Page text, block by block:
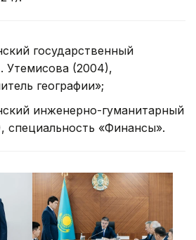
государственный
Утемисова (2004),
географии»;
инженерно-гуманитарный
специальность «Финансы».